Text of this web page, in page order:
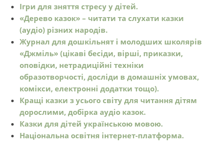
Ігри для зняття стресу у дітей.
«Дерево казок» – читати та слухати казки
(аудіо) різних народів.
Журнал для дошкільнят і молодших школярів
«Джміль» (цікаві бесіди, вірші, приказки,
оповідки, нетрадиційні техніки
образотворчості, досліди в домашніх умовах,
комікси, електронні додатки тощо).
Кращі казки з усього світу для читання дітям
дорослими, добірка аудіо казок.
Казки для дітей українською мовою.
Національна освітня інтернет-платформа.